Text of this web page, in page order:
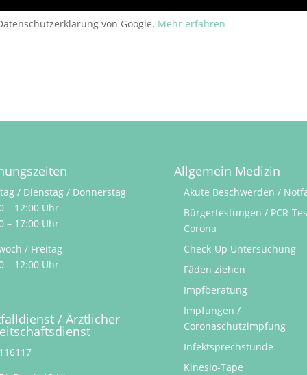
von Google. Mehr erfahren
/ Dienstag / Donnerstag
– 12:00 Uhr
– 17:00 Uhr
/ Freitag
– 12:00 Uhr
/ Ärztlicher
Allgemein Medizin
Akute Beschwerden /
Bürgertestungen / PCR-
Corona
Check-Up Untersuchung
Fäden ziehen
Impfberatung
Impfungen /
Coronaschutzimpfung
Infektsprechstunde
Kinesio-Tape